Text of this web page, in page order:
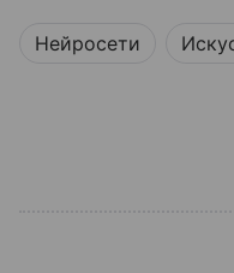
Нейросети